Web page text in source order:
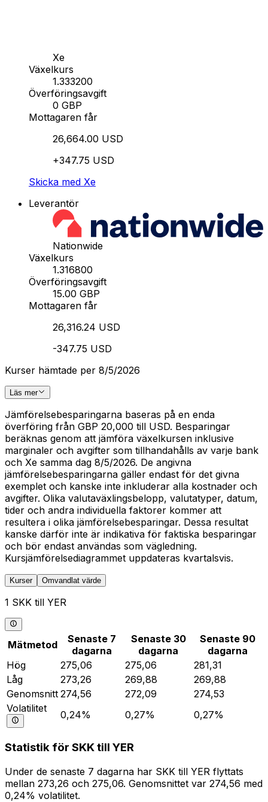
Xe
Växelkurs
1.333200
Överföringsavgift
0 GBP
Mottagaren får
26,664.00 USD
+347.75 USD
Skicka med Xe
Leverantör
Nationwide
Växelkurs
1.316800
Överföringsavgift
15.00 GBP
Mottagaren får
26,316.24 USD
-347.75 USD
Kurser hämtade per 8/5/2026
Läs mer
Jämförelsebesparingarna baseras på en enda
överföring från GBP 20,000 till USD. Besparingar
beräknas genom att jämföra växelkursen inklusive
marginaler och avgifter som tillhandahålls av varje bank
och Xe samma dag 8/5/2026. De angivna
jämförelsebesparingarna gäller endast för det givna
exemplet och kanske inte inkluderar alla kostnader och
avgifter. Olika valutaväxlingsbelopp, valutatyper, datum,
tider och andra individuella faktorer kommer att
resultera i olika jämförelsebesparingar. Dessa resultat
kanske därför inte är indikativa för faktiska besparingar
och bör endast användas som vägledning.
Kursjämförelsediagrammet uppdateras kvartalsvis.
Kurser Omvandlat värde
1 SKK till YER
Mätmetod
Senaste 7
dagarna
Senaste 30
dagarna
Senaste 90
dagarna
Hög
275,06 275,06
281,31
Låg
273,26 269,88
269,88
Genomsnitt 274,56 272,09
274,53
Volatilitet
0,24% 0,27% 0,27%
Statistik för SKK till YER
Under de senaste 7 dagarna har SKK till YER flyttats
mellan 273,26 och 275,06. Genomsnittet var 274,56 med
0,24% volatilitet.